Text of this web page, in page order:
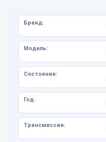
Бренд:
Модель:
Состояние:
Год:
Трансмиссия: